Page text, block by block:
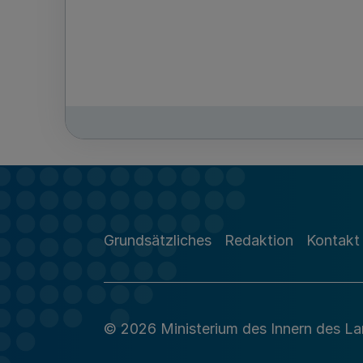
Grundsätzliches Redaktion Kontakt
© 2026 Ministerium des Innern des